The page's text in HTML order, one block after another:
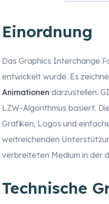
Einordnung
Das Graphics Interchange
entwickelt wurde. Es
Animationen darzustellen.
LZW-Algorithmus basiert.
Grafiken, Logos und
weitreichenden
verbreiteten Medium in der
Technische